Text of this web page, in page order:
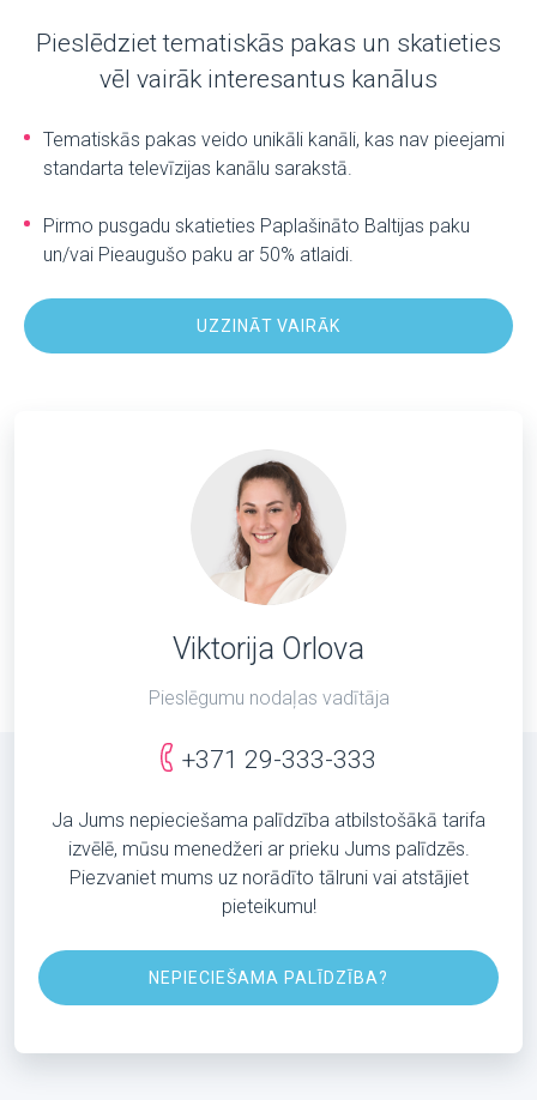
Pieslēdziet tematiskās pakas un skatieties
vēl vairāk interesantus kanālus
Tematiskās pakas veido unikāli kanāli, kas nav pieejami
standarta televīzijas kanālu sarakstā.
Pirmo pusgadu skatieties Paplašināto Baltijas paku
un/vai Pieaugušo paku ar 50% atlaidi.
UZZINĀT VAIRĀK
Viktorija Orlova
Pieslēgumu nodaļas vadītāja
+371 29-333-333
Ja Jums nepieciešama palīdzība atbilstošākā tarifa
izvēlē, mūsu menedžeri ar prieku Jums palīdzēs.
Piezvaniet mums uz norādīto tālruni vai atstājiet
pieteikumu!
NEPIECIEŠAMA PALĪDZĪBA?